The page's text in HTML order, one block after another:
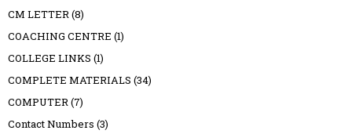
CM LETTER(8)
COACHING CENTRE (1)
COLLEGE LINKS (1)
COMPLETE MATERIALS (34)
COMPUTER(7)
Contact Numbers (3)